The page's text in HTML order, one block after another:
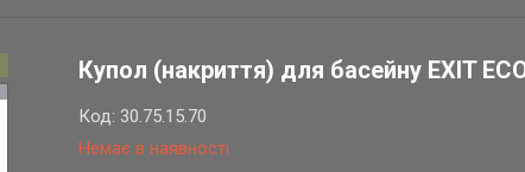
Купол (накриття) для басейну EXIT
Немає в наявності
Код: 30.75.15.70